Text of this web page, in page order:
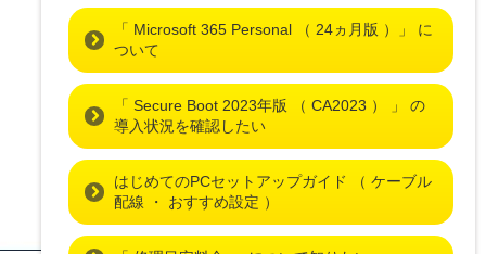
「 Microsoft 365 Personal （ 24ヵ月版 ）」 に
ついて
「 Secure Boot 2023年版 （ CA2023 ） 」 の
導入状況を確認したい
はじめてのPCセットアップガイド （ ケーブル
配線 ・ おすすめ設定 ）